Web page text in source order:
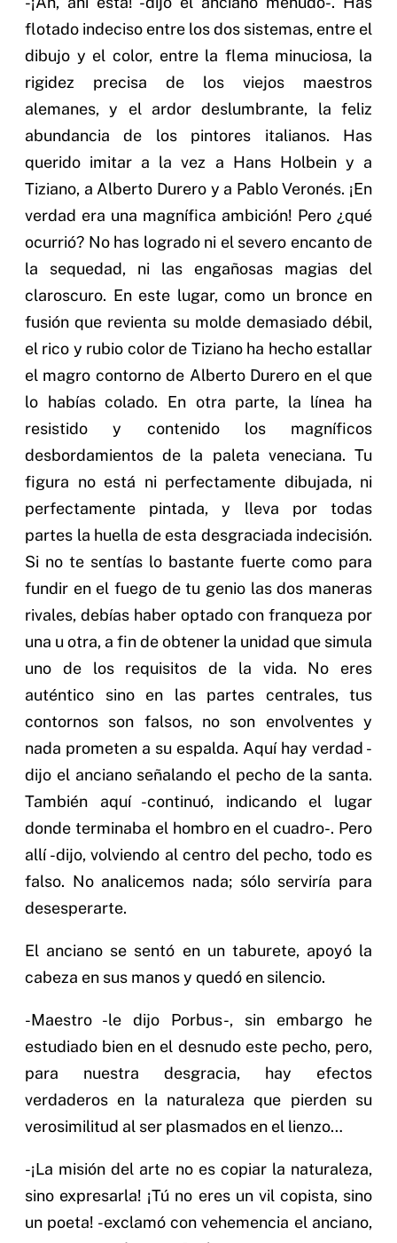
flotado indeciso entre los dos sistemas, entre el
dibujo y el color, entre la flema minuciosa, la
rigidez precisa de los viejos maestros
alemanes, y el ardor deslumbrante, la feliz
abundancia de los pintores italianos. Has
querido imitar a la vez a Hans Holbein y a
Tiziano, a Alberto Durero y a Pablo Veronés. ¡En
verdad era una magnífica ambición! Pero ¿qué
ocurrió? No has logrado ni el severo encanto de
la sequedad, ni las engañosas magias del
claroscuro. En este lugar, como un bronce en
fusión que revienta su molde demasiado débil,
el rico y rubio color de Tiziano ha hecho estallar
el magro contorno de Alberto Durero en el que
lo habías colado. En otra parte, la línea ha
resistido y contenido los magníficos
desbordamientos de la paleta veneciana. Tu
figura no está ni perfectamente dibujada, ni
perfectamente pintada, y lleva por todas
partes la huella de esta desgraciada indecisión.
Si no te sentías lo bastante fuerte como para
fundir en el fuego de tu genio las dos maneras
rivales, debías haber optado con franqueza por
una u otra, a fin de obtener la unidad que simula
uno de los requisitos de la vida. No eres
auténtico sino en las partes centrales, tus
contornos son falsos, no son envolventes y
nada prometen a su espalda. Aquí hay verdad -
dijo el anciano señalando el pecho de la santa.
También aquí -continuó, indicando el lugar
donde terminaba el hombro en el cuadro-. Pero
allí -dijo, volviendo al centro del pecho, todo es
falso. No analicemos nada; sólo serviría para
desesperarte.
El anciano se sentó en un taburete, apoyó la
cabeza en sus manos y quedó en silencio.
-Maestro -le dijo Porbus-, sin embargo he
estudiado bien en el desnudo este pecho, pero,
para nuestra desgracia, hay efectos
verdaderos en la naturaleza que pierden su
verosimilitud al ser plasmados en el lienzo…
-¡La misión del arte no es copiar la naturaleza,
sino expresarla! ¡Tú no eres un vil copista, sino
un poeta! -exclamó con vehemencia el anciano,